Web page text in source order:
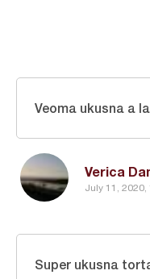
Verica
July 11, 2020,
Veoma ukusna a
Super ukusna